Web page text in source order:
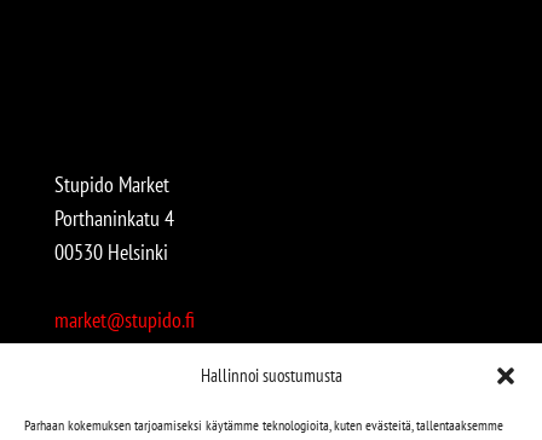
Hallinnoi suostumusta
Parhaan kokemuksen tarjoamiseksi käytämme teknologioita, kuten evästeitä, tallentaaksemme
Stupido Market
Porthaninkatu 4
00530 Helsinki
market@stupido.fi
Avoinna: